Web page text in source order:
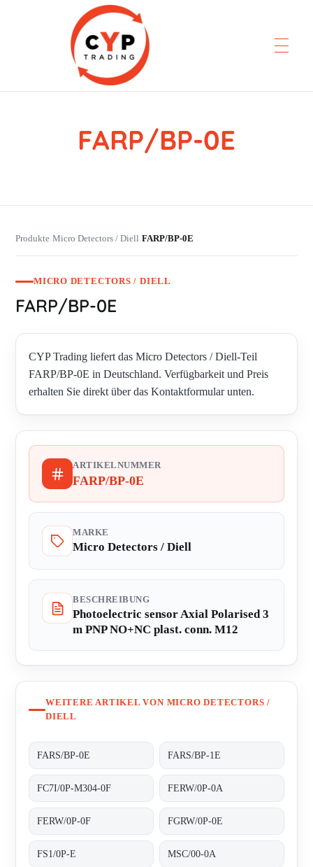
CYP Trading
Professionelle Ersatzteilbeschaffung
FARP/BP-0E
Produkte›Micro Detectors / Diell›FARP/BP-0E
MICRO DETECTORS / DIELL
FARP/BP-0E
CYP Trading liefert das Micro Detectors / Diell-Teil
FARP/BP-0E in Deutschland. Verfügbarkeit und Preis
erhalten Sie direkt über das Kontaktformular unten.
ARTIKELNUMMER
FARP/BP-0E
MARKE
Micro Detectors / Diell
BESCHREIBUNG
Photoelectric sensor Axial Polarised 3
m PNP NO+NC plast. conn. M12
WEITERE ARTIKEL VON MICRO DETECTORS /
DIELL
FARS/BP-0E FARS/BP-1E
FC7I/0P-M304-0F FERW/0P-0A
FERW/0P-0F FGRW/0P-0E
FS1/0P-E MSC/00-0A